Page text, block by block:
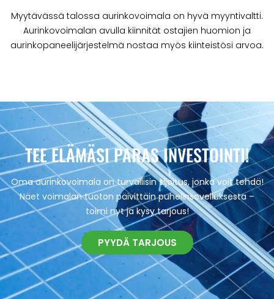
Myytävässä talossa aurinkovoimala on hyvä myyntivaltti.
Aurinkovoimalan avulla kiinnität ostajien huomion ja
aurinkopaneelijärjestelmä nostaa myös kiinteistösi arvoa.
TEE ELÄMÄSI PARAS INVESTOINTI!
Oma aurinkovoimala on turvallisin sijoitus, jonka voit tehdä!
Näet voimalan tuoton päivittäin puhelinsovelluksesta –
toimi nyt ja kysy tarjous!
PYYDÄ TARJOUS